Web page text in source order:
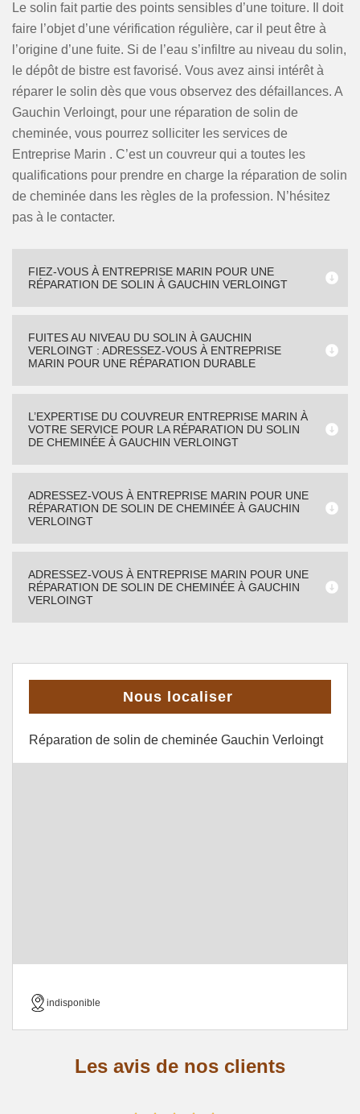
Le solin fait partie des points sensibles d’une toiture. Il doit
faire l’objet d’une vérification régulière, car il peut être à
l’origine d’une fuite. Si de l’eau s’infiltre au niveau du solin,
le dépôt de bistre est favorisé. Vous avez ainsi intérêt à
réparer le solin dès que vous observez des défaillances. A
Gauchin Verloingt, pour une réparation de solin de
cheminée, vous pourrez solliciter les services de
Entreprise Marin . C’est un couvreur qui a toutes les
qualifications pour prendre en charge la réparation de solin
de cheminée dans les règles de la profession. N’hésitez
pas à le contacter.
FIEZ-VOUS À ENTREPRISE MARIN POUR UNE
RÉPARATION DE SOLIN À GAUCHIN VERLOINGT
FUITES AU NIVEAU DU SOLIN À GAUCHIN
VERLOINGT : ADRESSEZ-VOUS À ENTREPRISE
MARIN POUR UNE RÉPARATION DURABLE
L’EXPERTISE DU COUVREUR ENTREPRISE MARIN À
VOTRE SERVICE POUR LA RÉPARATION DU SOLIN
DE CHEMINÉE À GAUCHIN VERLOINGT
ADRESSEZ-VOUS À ENTREPRISE MARIN POUR UNE
RÉPARATION DE SOLIN DE CHEMINÉE À GAUCHIN
VERLOINGT
ADRESSEZ-VOUS À ENTREPRISE MARIN POUR UNE
RÉPARATION DE SOLIN DE CHEMINÉE À GAUCHIN
VERLOINGT
Nous localiser
Réparation de solin de cheminée Gauchin Verloingt
indisponible
Les avis de nos clients